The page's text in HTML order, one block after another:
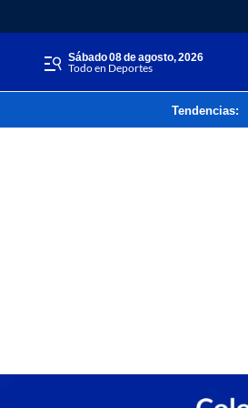
sábado 08 de agosto, 2026
Todo en Deportes
Tendencias: